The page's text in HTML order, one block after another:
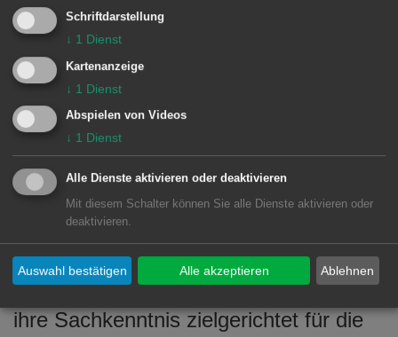
Sie engagiere sich zudem ehrenamtlich
für den Verein „Ozean der Hoffnung“,
der sich in Antakya um Kinder
kümmert, die vor dem Krieg aus Syrien
geflüchtet sind.
Regina Köderist seit 2009 Mitglied im
Ortschaftsrat Hofen und seit 2019 im
Gemeinderat vertreten.
Als ausgebildete Erzieherin bringe sie
ihre Sachkenntnis zielgerichtet für die
Schriftdarstellung
↓ 1 Dienst
Kartenanzeige
↓ 1 Dienst
Abspielen von Videos
↓ 1 Dienst
Alle Dienste aktivieren oder deaktivieren
Mit diesem Schalter können Sie alle Dienste aktivieren oder
deaktivieren.
Ablehnen
Auswahl bestätigen Alle akzeptieren